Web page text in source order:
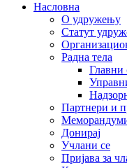
Насловна
О удружењу
Статут
Радна тела
Главни
Партнери и
Донирај
Учлани се
Пријава за